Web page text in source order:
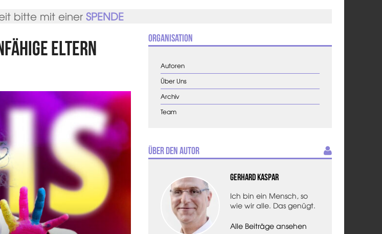
bitte mit einerSPENDE
Eltern
Organisation
Autoren
Über Uns
Archiv
Team
Über den Autor
Gerhard Kaspar
Ich bin ein Mensch, so
wie wir alle. Das genügt.
Alle Beiträge ansehen